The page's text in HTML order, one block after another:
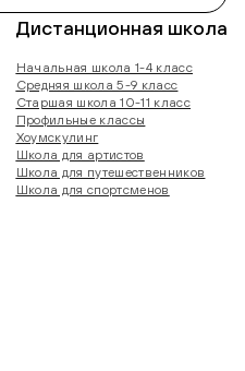
Дистанционная школа
Начальная школа 1-4 класс
Средняя школа 5-9 класс
Старшая школа 10-11 класс
Профильные классы
Хоумскулинг
Школа для артистов
Школа для путешественников
Школа для спортсменов